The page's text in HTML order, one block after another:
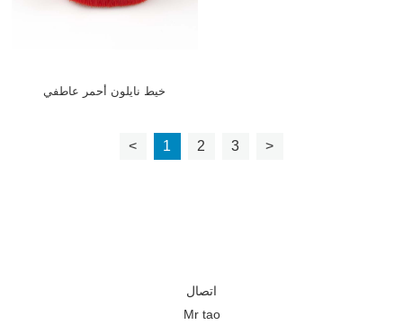
خيط نايلون أحمر عاطفي
< 1 2 3 >
اتصال
Mr tao